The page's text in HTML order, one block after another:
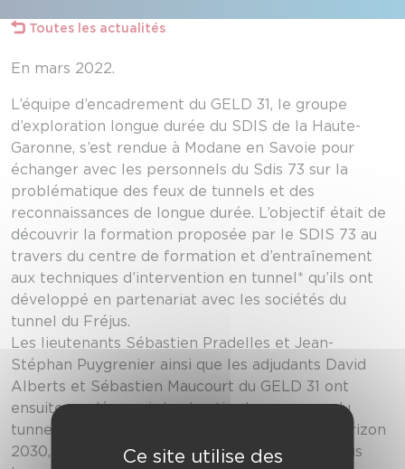
Toutes les actualités
En mars 2022.
L’équipe d’encadrement du GELD 31, le groupe
d’exploration longue durée du SDIS de la Haute-
Garonne, s’est rendue à Modane en Savoie pour
échanger avec les personnels du Sdis 73 sur la
problématique des feux de tunnels et des
reconnaissances de longue durée. L’objectif était de
découvrir la formation proposée par le SDIS 73 au
travers du centre de formation et d’entraînement
aux techniques d’intervention en tunnel* qu’ils ont
développé en partenariat avec les sociétés du
tunnel du Fréjus.
Les lieutenants Sébastien Pradelles et Jean-
Stéphan Puygrenier ainsi que les adjudants David
Alberts et Sébastien Maucourt du GELD 31 ont
ensuite pu découvrir le chantier hors norme du
tunnel ferroviaire qui reliera Lyon à Turin à l’horizon
2030, un tunnel long de 57,5 kms qui sera le plus
Ce site utilise des